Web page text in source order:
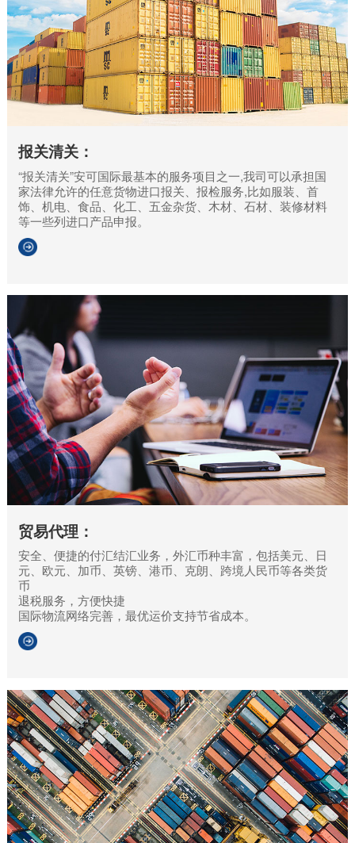
报关清关：
“报关清关”安可国际最基本的服务项目之一,我司可以承担国
家法律允许的任意货物进口报关、报检服务,比如服装、首
饰、机电、食品、化工、五金杂货、木材、石材、装修材料
等一些列进口产品申报。
贸易代理：
安全、便捷的付汇结汇业务，外汇币种丰富，包括美元、日
元、欧元、加币、英镑、港币、克朗、跨境人民币等各类货
币
退税服务，方便快捷
国际物流网络完善，最优运价支持节省成本。